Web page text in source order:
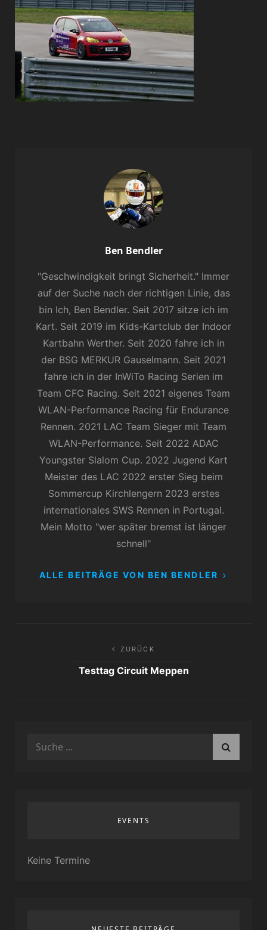
Author:
Ben Bendler
"Geschwindigkeit bringt Sicherheit." Immer
auf der Suche nach der richtigen Linie, das
bin Ich, Ben Bendler. Seit 2017 sitze ich im
Kart. Seit 2019 im Kids-Kartclub der Indoor
Kartbahn Werther. Seit 2020 fahre ich in
der BSG MERKUR Gauselmann. Seit 2021
fahre ich in der InWiTo Racing Serien im
Team CFC Racing. Seit 2021 eigenes Team
WLAN-Performance Racing für Endurance
Rennen. 2021 LAC Team Sieger mit Team
WLAN-Performance. Seit 2022 ADAC
Youngster Slalom Cup. 2022 Jugend Kart
Meister des LAC 2022 erster Sieg beim
Sommercup Kirchlengern 2023 erstes
internationales SWS Rennen in Portugal.
Mein Motto "wer später bremst ist länger
schnell"
ALLE BEITRÄGE VON BEN BENDLER
ZURÜCK
Testtag Circuit Meppen
Search
EVENTS
Keine Termine